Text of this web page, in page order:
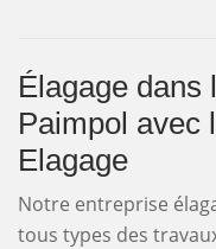
Élagage dans
Paimpol avec
Elagage
Notre entreprise
tous types des